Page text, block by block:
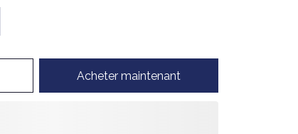
Acheter maintenant